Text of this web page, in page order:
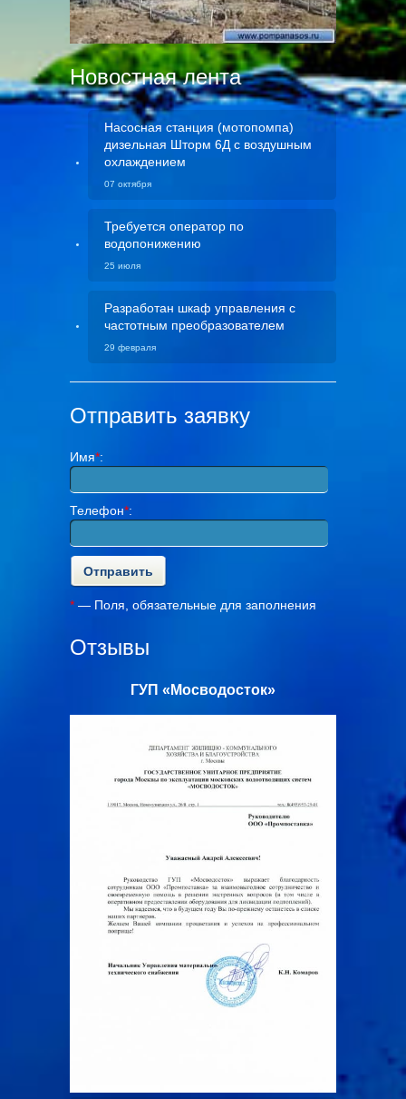
Новостная лента
Насосная станция (мотопомпа)
дизельная Шторм 6Д с воздушным
охлаждением
07 октября
Требуется оператор по
водопонижению
25 июля
Разработан шкаф управления с
частотным преобразователем
29 февраля
Отправить заявку
Имя*:
Телефон*:
* — Поля, обязательные для заполнения
Отзывы
ГУП «Мосводосток»